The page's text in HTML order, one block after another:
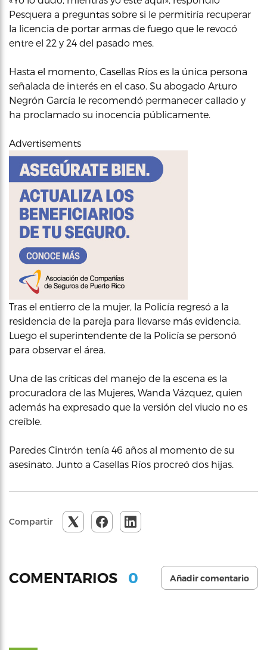
Pesquera a preguntas sobre si le permitiría recuperar
la licencia de portar armas de fuego que le revocó
entre el 22 y 24 del pasado mes.
Hasta el momento, Casellas Ríos es la única persona
señalada de interés en el caso. Su abogado Arturo
Negrón García le recomendó permanecer callado y
ha proclamado su inocencia públicamente.
Advertisements
Tras el entierro de la mujer, la Policía regresó a la
residencia de la pareja para llevarse más evidencia.
Luego el superintendente de la Policía se personó
para observar el área.
Una de las críticas del manejo de la escena es la
procuradora de las Mujeres, Wanda Vázquez, quien
además ha expresado que la versión del viudo no es
creíble.
Paredes Cintrón tenía 46 años al momento de su
asesinato. Junto a Casellas Ríos procreó dos hijas.
Compartir
COMENTARIOS 0 Añadir comentario